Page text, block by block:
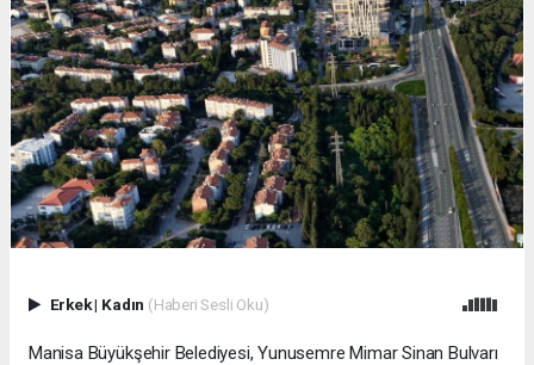
Erkek| Kadın (Haberi Sesli Oku)
Manisa Büyükşehir Belediyesi, Yunusemre Mimar Sinan Bulvarı